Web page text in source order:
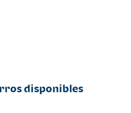
disponibles